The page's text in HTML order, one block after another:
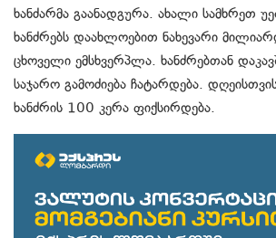
ხანძარმა გაანადგურა. ახალი სამხრეთ
ხანძრებს დაახლოებით ნახევარი
ცხოველი ემსხვერპლა. ხანძრებთან
საჯარო გამოძიება ჩატარდება.
ხანძრის 100 კერა ფიქსირდება.